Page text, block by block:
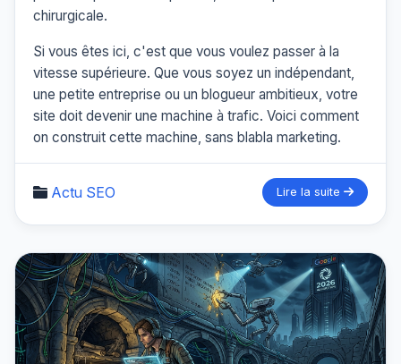
chirurgicale.
Si vous êtes ici, c'est que vous voulez passer à la
vitesse supérieure. Que vous soyez un indépendant,
une petite entreprise ou un blogueur ambitieux, votre
site doit devenir une machine à trafic. Voici comment
on construit cette machine, sans blabla marketing.
Actu SEO Lire la suite